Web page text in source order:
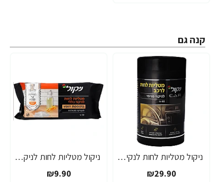
קנה גם
ניקול מטליות לחות לנקיון הרכב - 80 יחידות
₪29.90
ניקול מטליות לחות לניקוי משטחים בתוספת חומץ - 50 יחידות
₪9.90